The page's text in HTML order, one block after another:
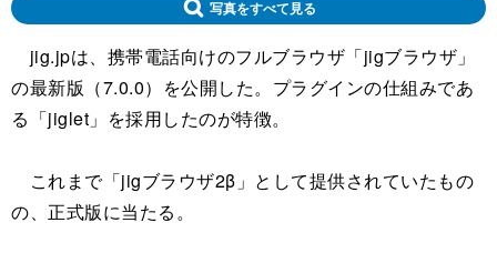
写真をすべて見る
jig.jpは、携帯電話向けのフルブラウザ「jigブラウザ」
の最新版（7.0.0）を公開した。プラグインの仕組みであ
る「jiglet」を採用したのが特徴。
これまで「jigブラウザ2β」として提供されていたもの
の、正式版に当たる。